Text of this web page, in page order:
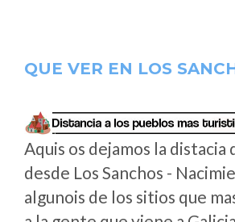
QUE VER EN LOS
Aquis os dejamos la distacia
desde Los Sanchos -
algunois de los sitios que